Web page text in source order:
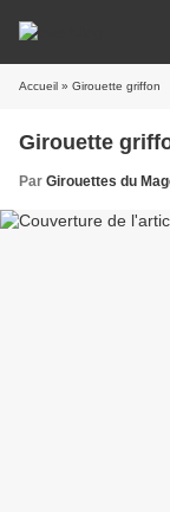
Accueil » Girouette griffon
Girouette
Par Girouettes du